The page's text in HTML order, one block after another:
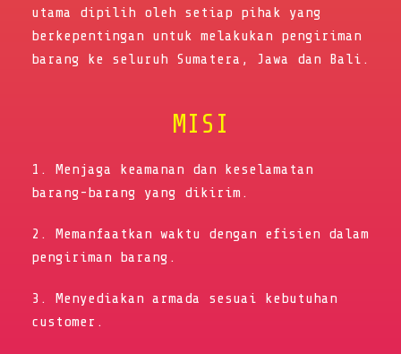
utama dipilih oleh setiap pihak yang
berkepentingan untuk melakukan pengiriman
barang ke seluruh Sumatera, Jawa dan Bali.
MISI
1. Menjaga keamanan dan keselamatan
barang-barang yang dikirim.
2. Memanfaatkan waktu dengan efisien dalam
pengiriman barang.
3. Menyediakan armada sesuai kebutuhan
customer.